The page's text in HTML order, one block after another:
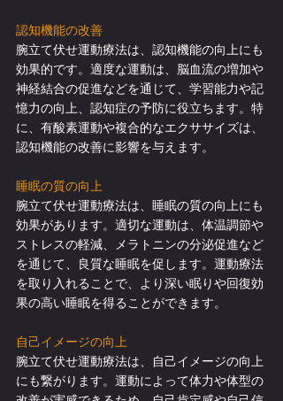
認知機能の改善
腕立て伏せ運動療法は、認知機能の向上にも
効果的です。適度な運動は、脳血流の増加や
神経結合の促進などを通じて、学習能力や記
憶力の向上、認知症の予防に役立ちます。特
に、有酸素運動や複合的なエクササイズは、
認知機能の改善に影響を与えます。
睡眠の質の向上
腕立て伏せ運動療法は、睡眠の質の向上にも
効果があります。適切な運動は、体温調節や
ストレスの軽減、メラトニンの分泌促進など
を通じて、良質な睡眠を促します。運動療法
を取り入れることで、より深い眠りや回復効
果の高い睡眠を得ることができます。
自己イメージの向上
腕立て伏せ運動療法は、自己イメージの向上
にも繋がります。運動によって体力や体型の